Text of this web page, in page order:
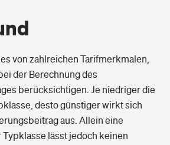
von zahlreichen Tarifmerkmalen,
der Berechnung des
berücksichtigen. Je niedriger die
desto günstiger wirkt sich
aus. Allein eine
lässt jedoch keinen